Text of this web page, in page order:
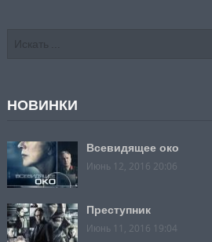
НОВИНКИ
Всевидящее око
Июнь 12, 2016 20:06
Преступник
Июнь 11, 2016 19:04